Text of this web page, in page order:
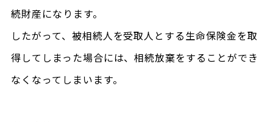
続財産になります。
したがって、被相続人を受取人とする生命保険金を取
得してしまった場合には、相続放棄をすることができ
なくなってしまいます。